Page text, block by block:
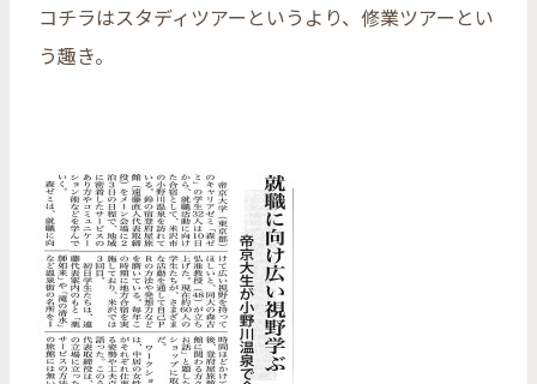
コチラはスタディツアーというより、修業ツアーとい
う趣き。